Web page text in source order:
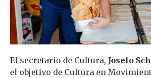
El secretario de Cultura, Joselo
el objetivo de Cultura en